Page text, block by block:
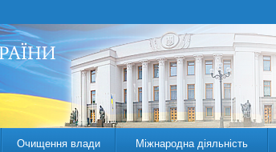
Очищення влади Міжнародна діяльність